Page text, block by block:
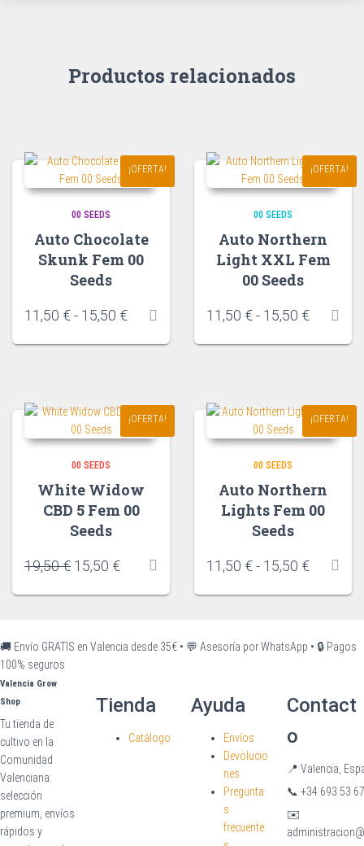
Productos relacionados
¡OFERTA!
00 SEEDS
Auto Chocolate
Skunk Fem 00
Seeds
11,50 €- 15,50 €
¡OFERTA!
00 SEEDS
Auto Northern
Light XXL Fem
00 Seeds
11,50 €- 15,50 €
¡OFERTA!
00 SEEDS
White Widow
CBD 5 Fem 00
Seeds
19,50€ 15,50 €
¡OFERTA!
00 SEEDS
Auto Northern
Lights Fem 00
Seeds
11,50 €- 15,50 €
🚚 Envío GRATIS en Valencia desde 35€ • 💬 Asesoría por WhatsApp • 🔒 Pagos
100% seguros
Valencia Grow
Shop
Tu tienda de
cultivo en la
Comunidad
Valenciana:
selección
premium, envíos
rápidos y
Tienda
Catálogo
Ayuda
Envíos
Devolucio
nes
Pregunta
s
frecuente
Contact
o
📍 Valencia,
📞 +34 693 53
✉️